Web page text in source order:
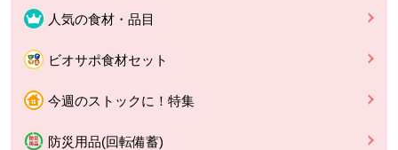
人気の食材・品目
ビオサポ食材セット
今週のストックに！特集
防災用品(回転備蓄)